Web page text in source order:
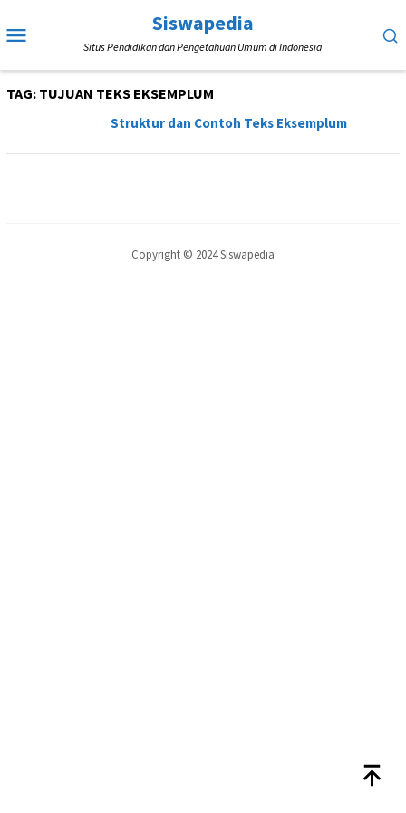
ke
Mobile
Siswapedia
Situs Pendidikan dan Pengetahuan Umum di Indonesia
TAG: TUJUAN TEKS EKSEMPLUM
Struktur dan Contoh Teks Eksemplum
Copyright © 2024 Siswapedia